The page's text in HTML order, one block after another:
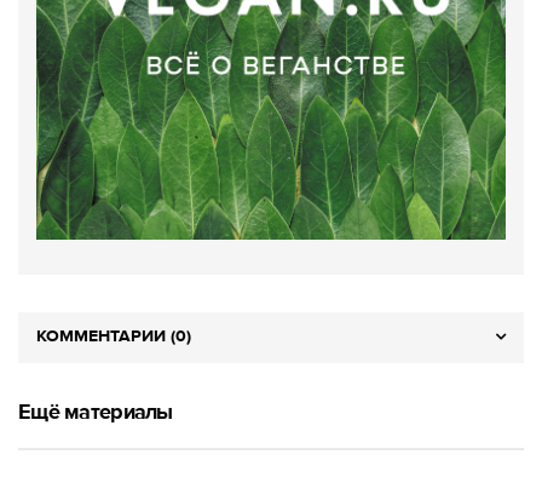
КОММЕНТАРИИ (0)
Ещё материалы